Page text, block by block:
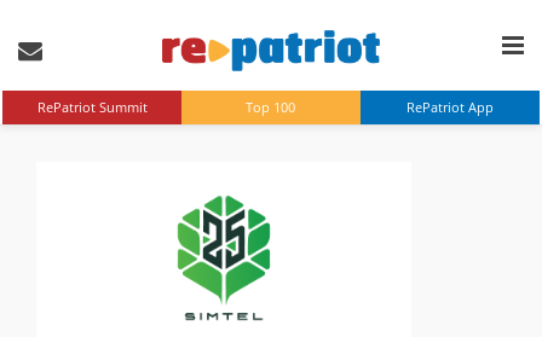
RePatriot Summit Top 100 RePatriot App